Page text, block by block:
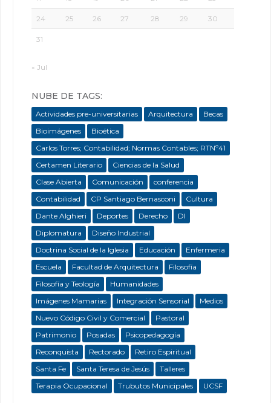
24 25 26 27 28 29 30
31
« Jul
NUBE DE TAGS:
Actividades pre-universitarias Arquitectura
Becas
Bioimágenes
Bioética
Carlos Torres; Contabilidad; Normas Contables; RTNº41
Certamen Literario
Ciencias de la Salud
Clase Abierta
Comunicación
conferencia
Contabilidad
CP Santiago Bernasconi
Cultura
Dante Alghieri
Deportes Derecho
DI
Diplomatura
Diseño Industrial
Doctrina Social de la Iglesia
Educación
Enfermeria
Escuela
Facultad de Arquitectura
Filosofía
Filosofía y Teología
Humanidades
Imágenes Mamarias
Integración Sensorial
Medios
Nuevo Código Civil y Comercial
Pastoral
Patrimonio
Posadas
Psicopedagogía
Reconquista
Rectorado
Retiro Espiritual
Santa Fe
Santa Teresa de Jesús
Talleres
Terapia Ocupacional
Trubutos Municipales UCSF